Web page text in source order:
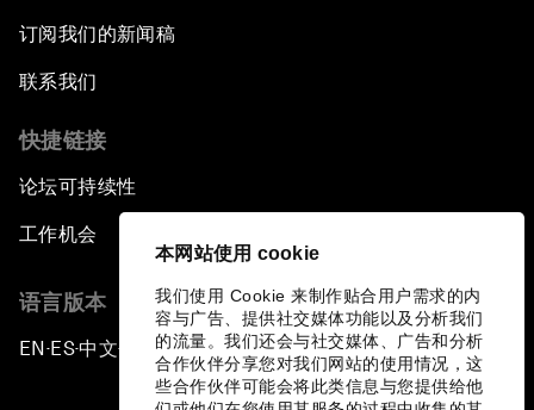
本网站使用 cookie
我们使用 Cookie 来制作贴合用户需求的内
容与广告、提供社交媒体功能以及分析我们
的流量。我们还会与社交媒体、广告和分析
合作伙伴分享您对我们网站的使用情况，这
些合作伙伴可能会将此类信息与您提供给他
订阅我们的新闻稿
联系我们
快捷链接
论坛可持续性
工作机会
语言版本
EN ▪ES▪中文▪ 日本語